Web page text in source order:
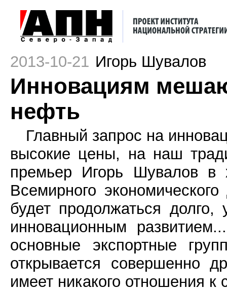
2013-10-21 Игорь Шувалов
Инновациям
нефть
Главный запрос на
высокие цены, на наш
премьер Игорь Шувалов в
Всемирного
будет продолжаться
инновационным
основные экспортные
открывается совершенно
имеет никакого отношения к